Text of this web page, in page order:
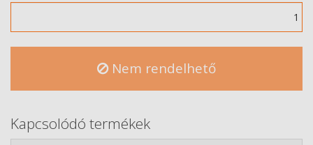
Nem rendelhető
Kapcsolódó termékek